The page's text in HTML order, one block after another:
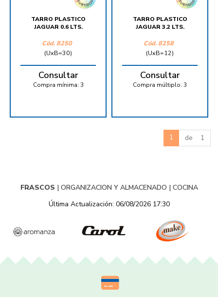
TARRO PLASTICO
JAGUAR 0.6 LTS.
Cód. 8250
(UxB=30)
Consultar
Compra mínima: 3
TARRO PLASTICO
JAGUAR 3.2 LTS.
Cód. 8258
(UxB=12)
Consultar
Compra múltiplo: 3
1 de 1
FRASCOS | ORGANIZACION Y ALMACENADO | COCINA
Última Actualización: 06/08/2026 17:30